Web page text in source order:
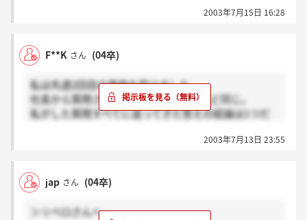
2003年7月15日 16:28
F**K さん (04卒)
私は先週2回目の面接を受けました。
社長から質問されたことは1次とほとんど同じ。
私がした質問すべてに返ってきた答えの結論は1つだ
なという感じです。
2、3日中に結果が来ると思うけど、内定を頂いても断
2003年7月13日 23:55
jap さん (04卒)
＞リベロさんへ